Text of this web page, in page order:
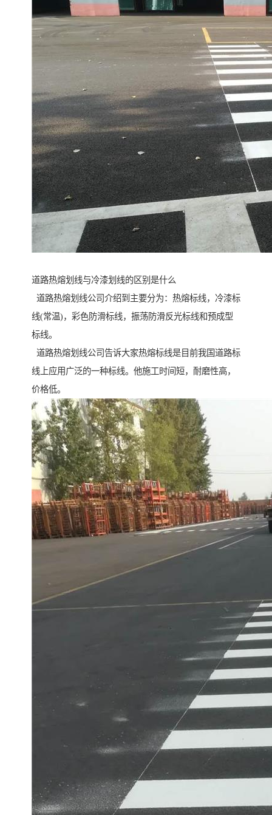
道路热熔划线与冷漆划线的区别是什么
道路热熔划线公司介绍到主要分为：热熔标线，冷漆标
线(常温)，彩色防滑标线，振荡防滑反光标线和预成型
标线。
道路热熔划线公司告诉大家热熔标线是目前我国道路标
线上应用广泛的一种标线。他施工时间短，耐磨性高，
价格低。